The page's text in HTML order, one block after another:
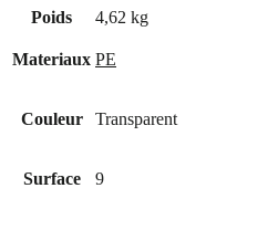
Poids 4,62 kg
Materiaux PE
Couleur Transparent
Surface 9